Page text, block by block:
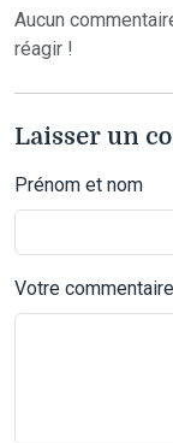
Aucun
réagir !
Laisser un
Prénom et nom
Votre commentaire